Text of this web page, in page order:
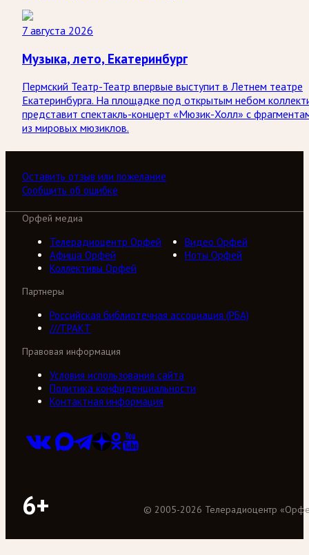
7 августа 2026
Музыка, лето, Екатеринбург
Пермский Театр-Театр впервые выступит в Летнем театре
Екатеринбурга. На площадке под открытым небом
представит спектакль-концерт «Мюзик-Холл» с
из мировых мюзиклов.
Оставить отзыв или пожелание
Сообщить об ошибке
Орфей медиа
Телерадиоцентр Орфей
Видео Орфей
Афиша Орфей
Ноты Орфей
Коллективы Орфей
Партнеры
Российская библиотечная ассоциация (РБА)
///ТРАКТ
Правовая информация
Условия использования сайта
Политика конфиденциальности
Контактная информация
6+ © 2005-2026 Телерадиоцентр